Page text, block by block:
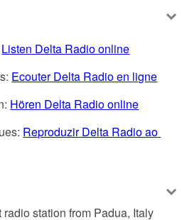
Listen Delta Radio online
Ecouter Delta Radio en ligne
Hören Delta Radio online
Reproduzir Delta Radio ao
station from Padua, Italy